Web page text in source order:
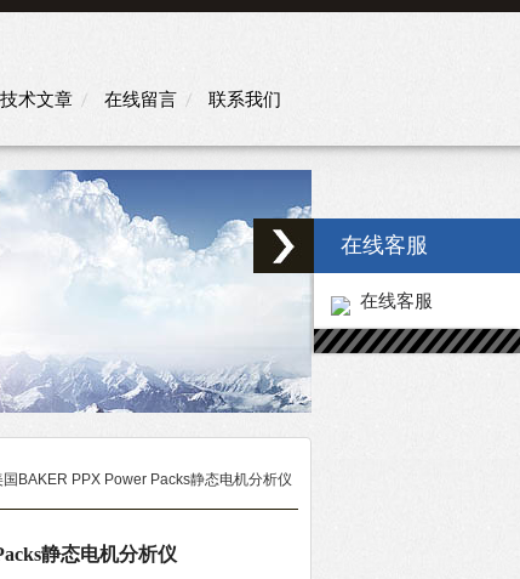
技术文章 在线留言 联系我们
国BAKER PPX Power Packs静态电机分析仪
静态电机分析仪
在线客服
在线客服